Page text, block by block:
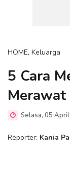
HOME, Keluarga
5 Cara
Merawat
Selasa, 05
Reporter: Kania